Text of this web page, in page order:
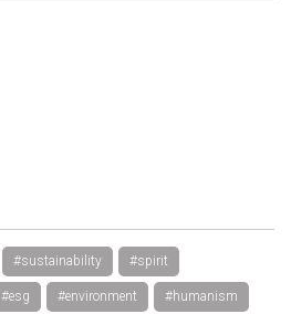
#sustainability #spirit
#esg #environment #humanism